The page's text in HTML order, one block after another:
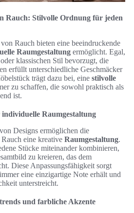
Rauch: Stilvolle Ordnung für jeden
Rauch bieten eine beeindruckende
Raumgestaltung ermöglicht. Egal,
klassischen Stil bevorzugt, die
erfüllt unterschiedliche Geschmäcker
trägt dazu bei, eine stilvolle
zu schaffen, die sowohl praktisch als
ist.
Raumgestaltung
Designs ermöglichen die
eine kreative Raumgestaltung.
Stücke miteinander kombinieren,
zu kreieren, das dem
Diese Anpassungsfähigkeit sorgt
eine einzigartige Note erhält und
unterstreicht.
und farbliche Akzente